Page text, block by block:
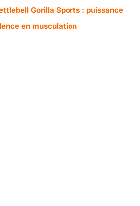
Gorilla Sports : puissance
en musculation